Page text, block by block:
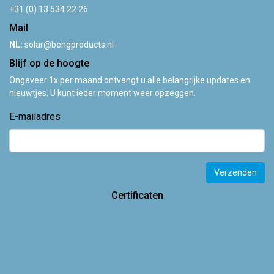
+31 (0) 13 534 22 26
Mail
NL: solar@bengproducts.nl
Blijf op de hoogte
Ongeveer 1x per maand ontvangt u alle belangrijke updates en
nieuwtjes. U kunt ieder moment weer opzeggen.
E-mailadres
Verzenden
Certificaten